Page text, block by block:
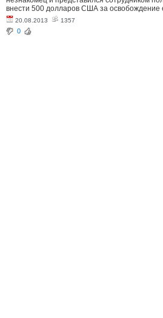
внести 500 долларов США за освобождение
20.08.2013 1357
0